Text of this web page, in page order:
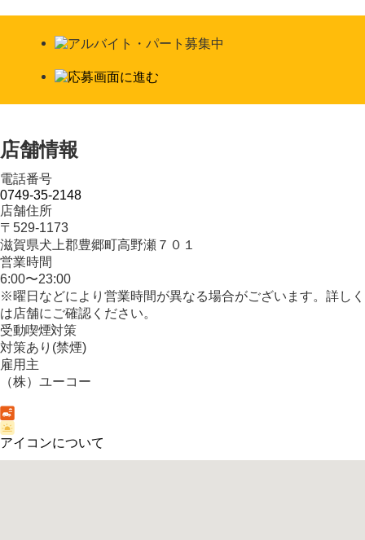
店舗情報
電話番号
0749-35-2148
店舗住所
〒529-1173
滋賀県犬上郡豊郷町高野瀬７０１
営業時間
6:00〜23:00
※曜日などにより営業時間が異なる場合がございます。詳しく
は店舗にご確認ください。
受動喫煙対策
対策あり(禁煙)
雇用主
（株）ユーコー
アイコンについて